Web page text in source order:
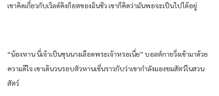
เขาคิดเกี่ยวกับเวิลด์คิงก็อตของฉินซิว เขาก็คิดว่ามันพอจะเป็นไปได้อยู่
“น้องหาน นี่เจ้าเป็นขุนนางเลือดพระเจ้าหรอเนี่ย” บอลต์กายวิ่งเข้ามาด้วย
ความดีใจ เขาเดินวนรอบตัวหานเซิ่นราวกับว่าเขากําลังมองชมสัตว์ในสวน
สัตว์